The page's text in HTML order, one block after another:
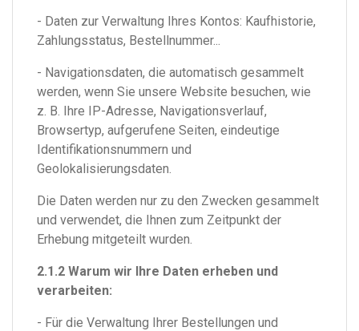
- Daten zur Verwaltung Ihres Kontos: Kaufhistorie,
Zahlungsstatus, Bestellnummer...
- Navigationsdaten, die automatisch gesammelt
werden, wenn Sie unsere Website besuchen, wie
z. B. Ihre IP-Adresse, Navigationsverlauf,
Browsertyp, aufgerufene Seiten, eindeutige
Identifikationsnummern und
Geolokalisierungsdaten.
Die Daten werden nur zu den Zwecken gesammelt
und verwendet, die Ihnen zum Zeitpunkt der
Erhebung mitgeteilt wurden.
2.1.2 Warum wir Ihre Daten erheben und
verarbeiten:
- Für die Verwaltung Ihrer Bestellungen und